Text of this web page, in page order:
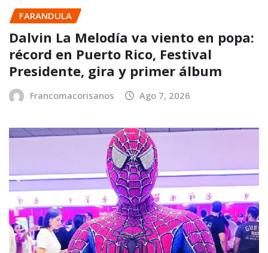
FARANDULA
Dalvin La Melodía va viento en popa:
récord en Puerto Rico, Festival
Presidente, gira y primer álbum
Francomacorisanos Ago 7, 2026